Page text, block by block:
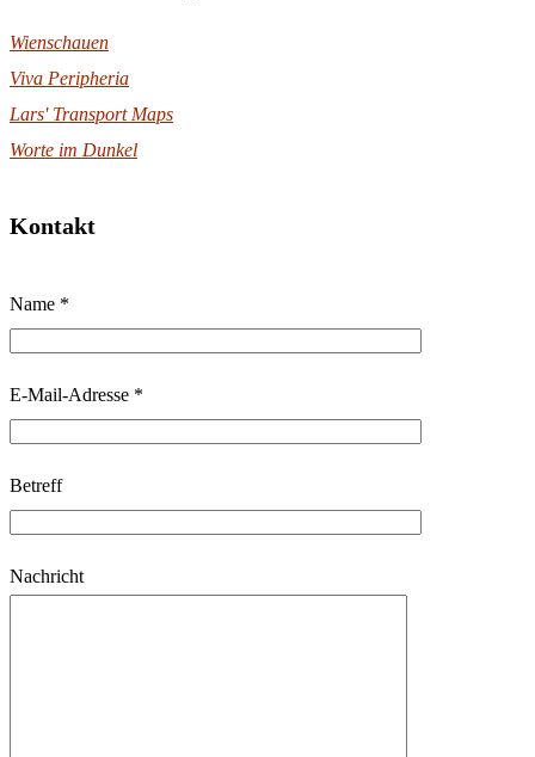
Wienschauen
Viva Peripheria
Lars' Transport Maps
Worte im Dunkel
Kontakt
t
t
e
a
s
s
Name *
E-Mail-Adresse *
Betreff
Nachricht